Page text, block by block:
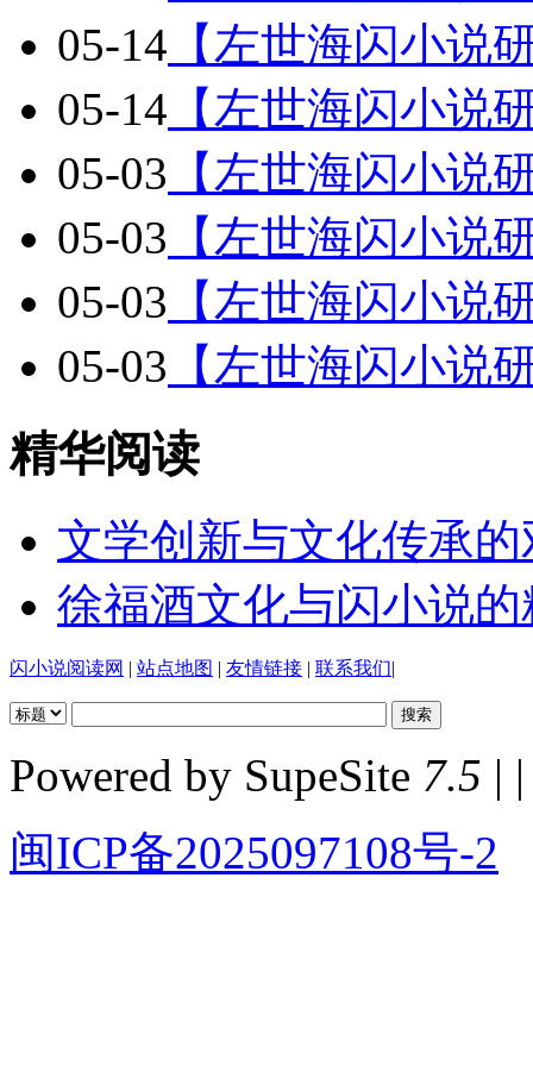
05-14 【左世海闪小说
05-14 【左世海闪小说
05-03 【左世海闪小说
05-03 【左世海闪小说
05-03 【左世海闪小说
05-03 【左世海闪小说
精华阅读
文学创新与文化传承
徐福酒文化与闪小说
闪小说阅读网 | 站点地图 | 友情链接 | 联系我们|
Powered by SupeSite 7.5 | |
闽ICP备2025097108号-2